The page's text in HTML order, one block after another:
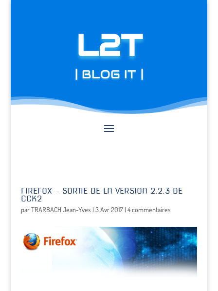
L2T
| BLOG IT |
FIREFOX – SORTIE DE LA VERSION 2.2.3 DE
CCK2
parTRARBACH Jean-Yves | 3 Avr 2017| 4 commentaires